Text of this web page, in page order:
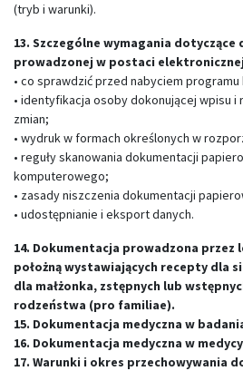
(tryb i warunki).
13. Szczególne wymagania
prowadzonej w postaci
• co sprawdzić przed nabyciem
• identyfikacja osoby dokonującej wpisu
zmian;
• wydruk w formach określonych w
• reguły skanowania dokumentacji
komputerowego;
• zasady niszczenia dokumentacji
• udostępnianie i eksport danych.
14. Dokumentacja prowadzona przez
położną wystawiających recepty dla
dla małżonka, zstępnych lub
rodzeństwa (pro familiae).
15. Dokumentacja medyczna w
16. Dokumentacja medyczna w
17. Warunki i okres przechowywania